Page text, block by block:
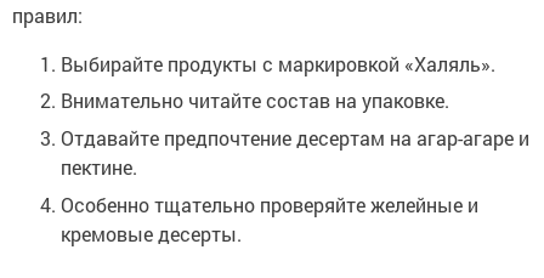
правил:
Выбирайте продукты с маркировкой «Халяль».
Внимательно читайте состав на упаковке.
Отдавайте предпочтение десертам на агар-агаре и
пектине.
Особенно тщательно проверяйте желейные и
кремовые десерты.